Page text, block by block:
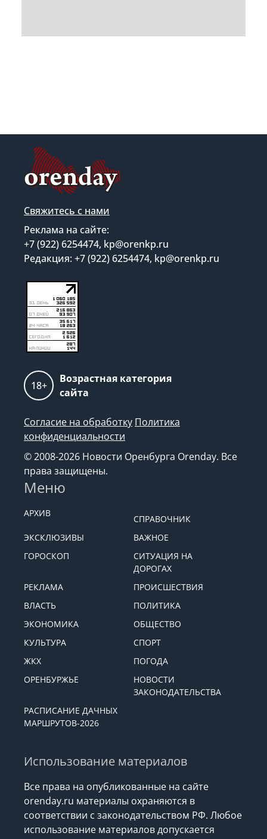
Свяжитесь с нами
Реклама на сайте:
+7 (922) 6254474, kp@orenkp.ru
Редакция: +7 (922) 6254474, kp@orenkp.ru
18+
Возрастная категория
сайта
Согласие на обработку Политика
конфиденциальности
© 2008-2026 Новости Оренбурга Orenday. Все
права защищены.
Меню
АРХИВ
СПРАВОЧНИК
ЭКСКЛЮЗИВЫ
ВАЖНОЕ
ГОРОСКОП
СИТУАЦИЯ НА
ДОРОГАХ
РЕКЛАМА
ПРОИСШЕСТВИЯ
ВЛАСТЬ
ПОЛИТИКА
ЭКОНОМИКА
ОБЩЕСТВО
КУЛЬТУРА
СПОРТ
ЖКХ
ПОГОДА
ОРЕНБУРЖЬЕ
НОВОСТИ
ЗАКОНОДАТЕЛЬСТВА
РАСПИСАНИЕ ДАЧНЫХ
МАРШРУТОВ-2026
Использование материалов
Все права на опубликованные на сайте
orenday.ru материалы охраняются в
соответствии с законодательством РФ. Любое
использование материалов допускается